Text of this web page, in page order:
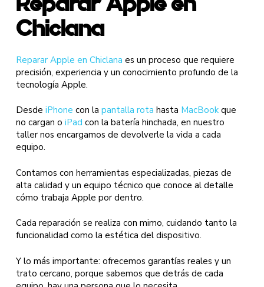
Chiclana
Reparar Apple en Chiclana es un proceso que requiere
precisión, experiencia y un conocimiento profundo de la
tecnología Apple.
Desde iPhone con la pantalla rota hasta MacBookque
no cargan o iPad con la batería hinchada, en nuestro
taller nos encargamos de devolverle la vida a cada
equipo.
Contamos con herramientas especializadas, piezas de
alta calidad y un equipo técnico que conoce al detalle
cómo trabaja Apple por dentro.
Cada reparación se realiza con mimo, cuidando tanto la
funcionalidad como la estética del dispositivo.
Y lo más importante: ofrecemos garantías reales y un
trato cercano, porque sabemos que detrás de cada